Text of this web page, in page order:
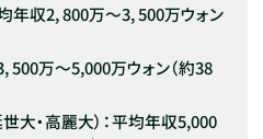
年収2, 800万～3, 500万ウォン
500万～5,000万ウォン（約38
大・高麗大）：平均年収5,000